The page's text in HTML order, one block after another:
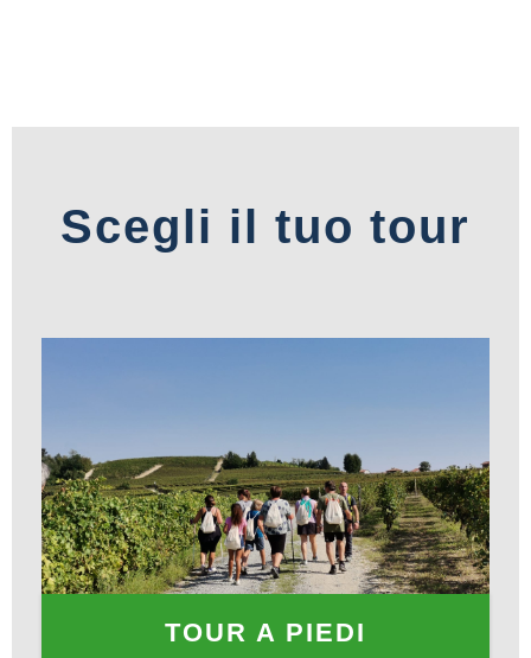
Scegli il tuo tour
TOUR A PIEDI